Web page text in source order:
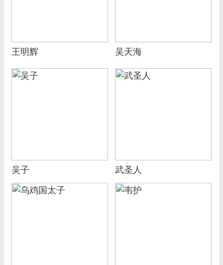
王明辉 吴天海
吴子 武圣人